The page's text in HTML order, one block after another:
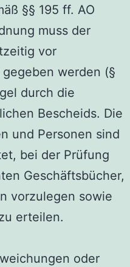
§§ 195 ff. AO
muss der
vor
werden (§
durch die
Bescheids. Die
und Personen sind
bei der Prüfung
Geschäftsbücher,
vorzulegen sowie
erteilen.
oder